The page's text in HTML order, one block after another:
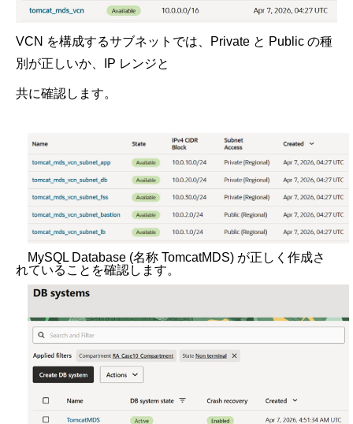
VCN を構成するサブネットでは、 Private と Public の種
別が正しいか、
IP レンジと
共に確認します。
MySQL Database (名称TomcatMDS) が正しく作成さ
れていることを確認します。